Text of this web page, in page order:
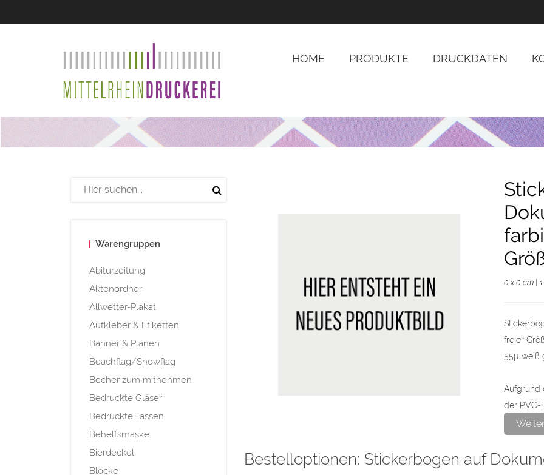
HOME PRODUKTE DRUCKDATEN
Warengruppen
Abiturzeitung
Aktenordner
Allwetter-Plakat
Aufkleber & Etiketten
Banner & Planen
Beachflag/Snowflag
Becher zum mitnehmen
Bedruckte Gläser
Bedruckte Tassen
Behelfsmaske
Bierdeckel
Blöcke
0 x 0 cm |
freier
55µ weiß
Aufgrund
der PVC-
für sehr
geeignet.
Ablösung
Bestelloptionen: Stickerbogen auf